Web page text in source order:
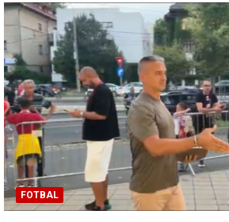
FOTBAL